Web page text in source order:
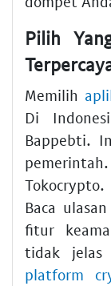
Pilih
Memilih
Di
Bappebti.
Baca
fitur
tidak jelas
platform